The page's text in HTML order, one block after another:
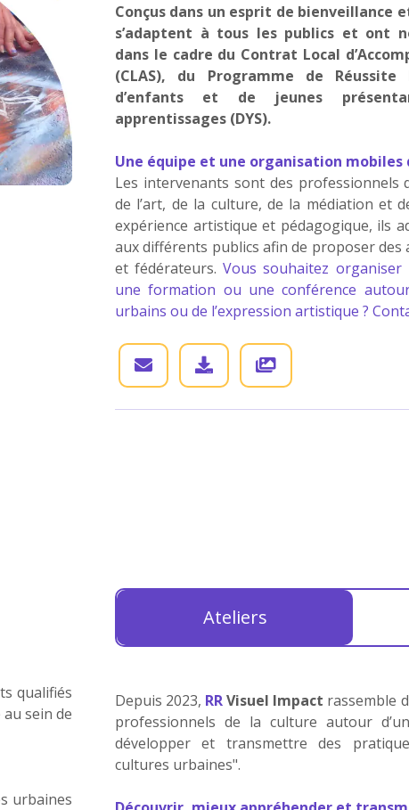
Conçus dans un esprit de bienveillance
s’adaptent à tous les publics et ont
dans le cadre du Contrat Local
(CLAS), du Programme de Réussite
d’enfants et de jeunes
apprentissages (DYS).
Une équipe et une organisation mobiles
Les intervenants sont des professionnels
de l’art, de la culture, de la médiation et
expérience artistique et pédagogique, ils
aux différents publics afin de proposer des
et fédérateurs.Vous souhaitez
une formation ou une conférence
urbains ou de l’expression artistique ?
qualifiés
sein de
urbaines
Ateliers
Depuis 2023, RRVisuel Impact rassemble
professionnels de la culture autour
développer et transmettre des
cultures urbaines".